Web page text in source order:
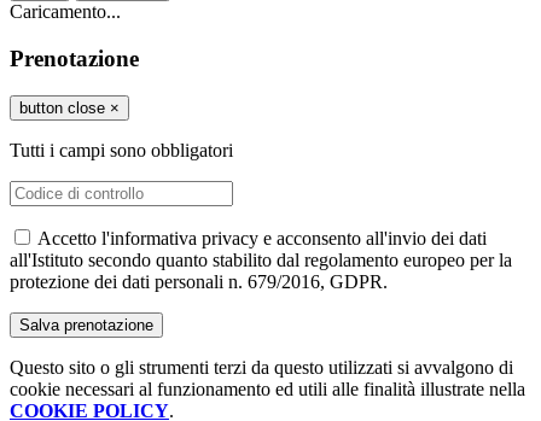
Caricamento...
Prenotazione
button close ×
Tutti i campi sono obbligatori
Accetto l'informativa privacy e acconsento all'invio dei dati
all'Istituto secondo quanto stabilito dal regolamento europeo per la
protezione dei dati personali n. 679/2016, GDPR.
Questo sito o gli strumenti terzi da questo utilizzati si avvalgono di
cookie necessari al funzionamento ed utili alle finalità illustrate nella
COOKIE POLICY.